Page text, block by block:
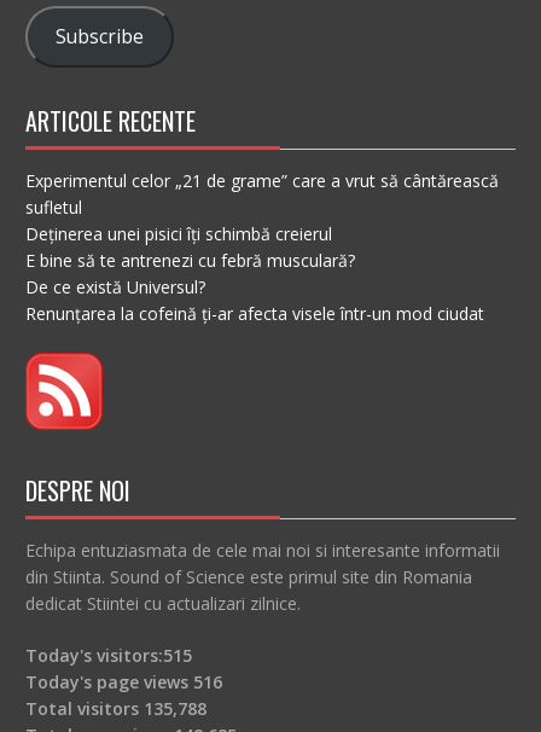
Subscribe
ARTICOLE RECENTE
Experimentul celor „21 de grame” care a vrut să cântărească
sufletul
Deținerea unei pisici îți schimbă creierul
E bine să te antrenezi cu febră musculară?
De ce există Universul?
Renunțarea la cofeină ți-ar afecta visele într-un mod ciudat
DESPRE NOI
Echipa entuziasmata de cele mai noi si interesante informatii
din Stiinta. Sound of Science este primul site din Romania
dedicat Stiintei cu actualizari zilnice.
Today's visitors:515
Today's page views 516
Total visitors 135,788